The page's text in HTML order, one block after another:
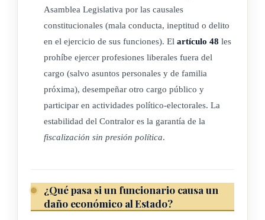
Ordenamiento de control y fiscalización superiores.
El ordenamiento de control y de fiscalización superiores de la
Hacienda Pública comprende el conjunto de normas, que
regulan la competencia, la estructura, la actividad, las
Este ordenamiento comprende también las normas que
como su norma fundamental, dentro del marco constitucional.
Asamblea Legislativa por las causales
constitucionales (mala conducta, ineptitud o delito
en el ejercicio de sus funciones). El artículo 48 les
prohíbe ejercer profesiones liberales fuera del
cargo (salvo asuntos personales y de familia
próxima), desempeñar otro cargo público y
participar en actividades político-electorales. La
estabilidad del Contralor es la garantía de la
fiscalización sin presión política.
¿Qué pasa si un funcionario causa un
daño económico al Estado?